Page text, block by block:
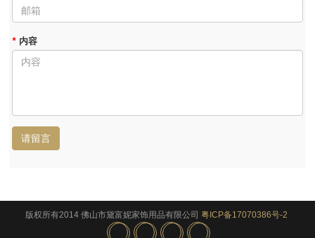
* 内容
请留言
版权所有2014 佛山市黛富妮家饰用品有限公司 粤ICP备17070386号-2